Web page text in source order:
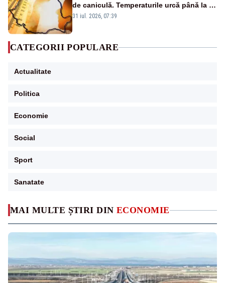
MAI MULTE ȘTIRI DIN ECONOMIE
de caniculă. Temperaturile urcă până la 38
de grade, iar nopțile devin tropicale
31 iul. 2026, 07:39
CATEGORII POPULARE
Actualitate
Politica
Economie
Social
Sport
Sanatate